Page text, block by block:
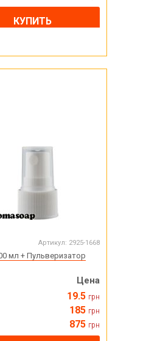
КУПИТЬ
Артикул: 2925-1668
мл + Пульверизатор
Цена
19.5 грн
185 грн
875 грн